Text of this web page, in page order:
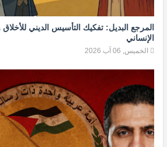
المرجع البديل: تفكيك التأسيس الديني للأخلاق
الإنساني
الخميس, 06 آب 2026